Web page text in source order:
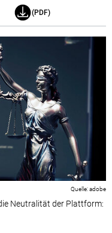
(PDF)
Neutralität der Plattform:
adobe